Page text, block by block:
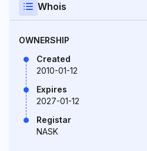
Whois
OWNERSHIP
Created
2010-01-12
Expires
2027-01-12
Registar
NASK